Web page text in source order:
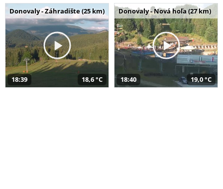
Donovaly - Záhradište (25 km)
18:39 18,6 °C
Donovaly - Nová hoľa (27 km)
18:40 19,0 °C